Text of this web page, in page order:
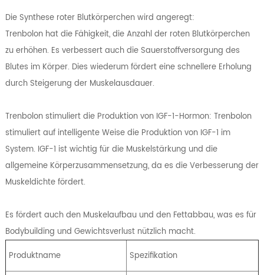
Die Synthese roter Blutkörperchen wird angeregt:
Trenbolon hat die Fähigkeit, die Anzahl der roten Blutkörperchen
zu erhöhen. Es verbessert auch die Sauerstoffversorgung des
Blutes im Körper. Dies wiederum fördert eine schnellere Erholung
durch Steigerung der Muskelausdauer.
Trenbolon stimuliert die Produktion von IGF-1-Hormon: Trenbolon
stimuliert auf intelligente Weise die Produktion von IGF-1 im
System. IGF-1 ist wichtig für die Muskelstärkung und die
allgemeine Körperzusammensetzung, da es die Verbesserung der
Muskeldichte fördert.
Es fördert auch den Muskelaufbau und den Fettabbau, was es für
Bodybuilding und Gewichtsverlust nützlich macht.
Produktname
Spezifikation